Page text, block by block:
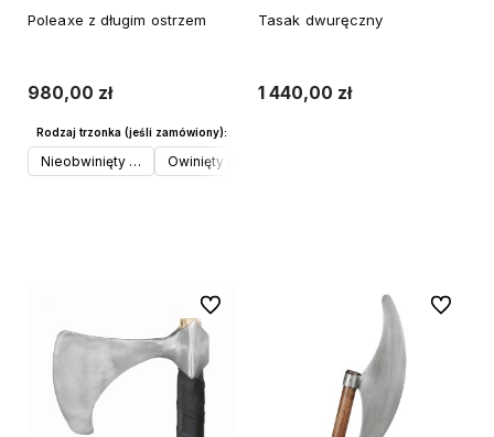
Poleaxe z długim ostrzem
980,00 zł
Rodzaj trzonka (jeśli zamówiony):
Nieobwinięty materiałemOwinięty czarnym materiałem (+€15)
Tasak dwuręczny
1 440,00 zł
Do ulubionych Do